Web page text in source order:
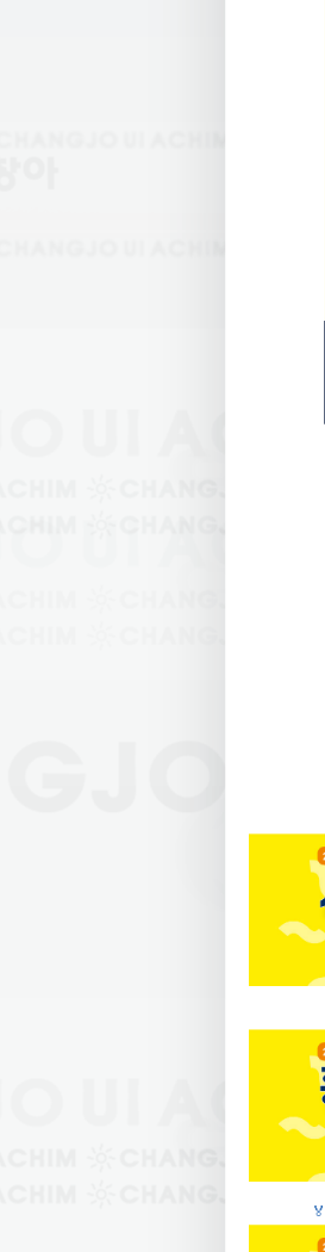
🏅